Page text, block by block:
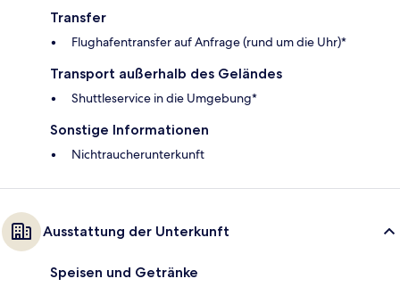
Transfer
Flughafentransfer auf Anfrage (rund um die Uhr)*
Transport außerhalb des Geländes
Shuttleservice in die Umgebung*
Sonstige Informationen
Nichtraucherunterkunft
Ausstattung der Unterkunft
Speisen und Getränke